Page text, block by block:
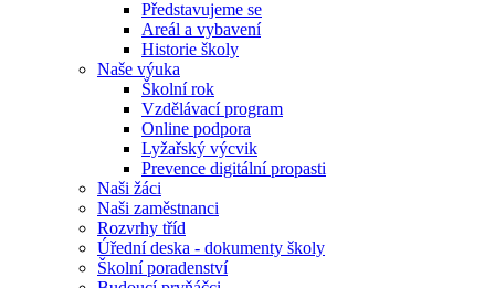
Představujeme se
Areál a vybavení
Historie školy
Naše výuka
Školní rok
Vzdělávací program
Online podpora
Lyžařský výcvik
Prevence digitální propasti
Naši žáci
Naši zaměstnanci
Rozvrhy tříd
Úřední deska - dokumenty školy
Školní poradenství